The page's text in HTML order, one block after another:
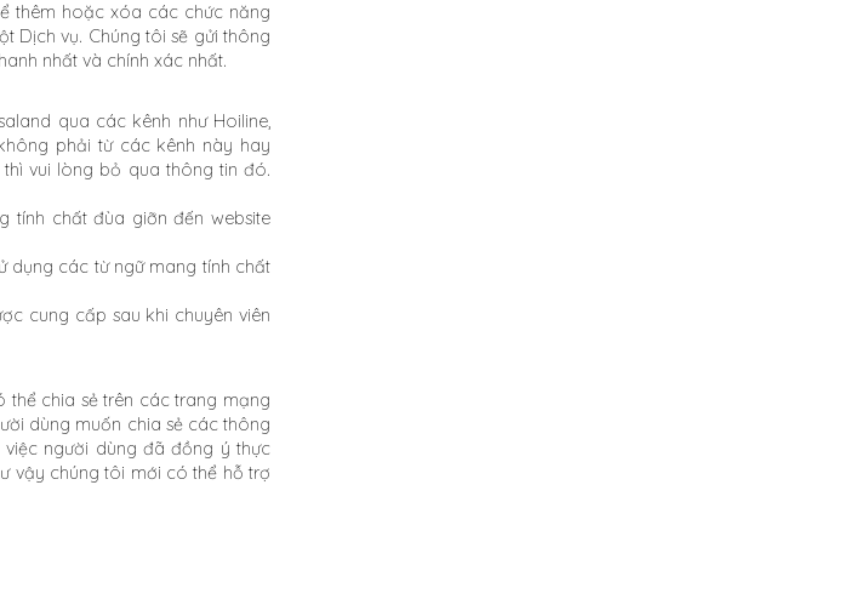
thêm hoặc xóa các chức năng
Dịch vụ. Chúng tôi sẽ gửi thông
nhất và chính xác nhất.
qua các kênh như Hoiline,
phải từ các kênh này hay
vui lòng bỏ qua thông tin đó.
tính chất đùa giỡn đến website
dụng các từ ngữ mang tính chất
cung cấp sau khi chuyên viên
thể chia sẻ trên các trang mạng
dùng muốn chia sẻ các thông
người dùng đã đồng ý thực
vậy chúng tôi mới có thể hỗ trợ